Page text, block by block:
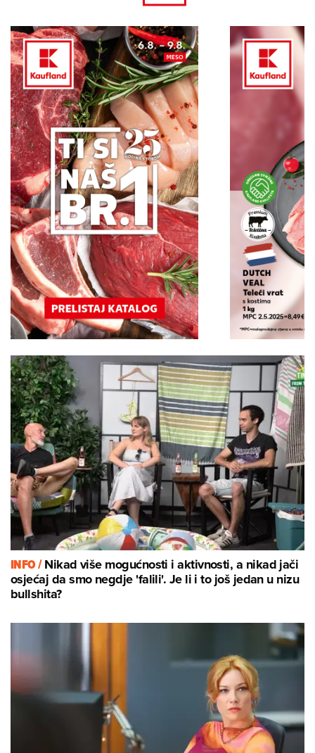
INFO /Nikad više mogućnosti i aktivnosti, a nikad jači
osjećaj da smo negdje 'falili'. Je li i to još jedan u nizu
bullshita?